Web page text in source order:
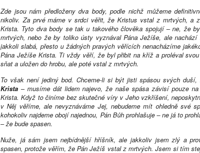
Zde jsou nám předloženy dva body, podle nichž můžeme
nikoliv. Za prvé máme v srdci věřit, že Kristus vstal z mrtvých, a
Krista. Tyto dva body se tak u takového člověka spojují – ne, že
mrtvých, nebo že by toliko ústy vyznával Pána Ježíše, ale
jakkoli slabá, přesto u žádných pravých věřících nenacházíme
Pána Ježíše Krista. Ti vždy věří, že byl přibit na kříž a proléval
sňat a uložen do hrobu, ale poté vstal z mrtvých.
To však není jediný bod. Chceme-li si být jisti spásou svých
Krista – musíme dát lidem najevo, že naše spása závisí pouze
Krista. Když to činíme bez skutečné víry v Jeho vzkříšení,
v Něj věříme, ale nevyznáváme Jej, nebudeme mít ohledně své
kohokoliv najdeme obojí najednou, Pán Bůh prohlašuje – ne já to
– že bude spasen.
Nuže, já sám jsem nejbídnější hříšník, ale jakkoliv jsem zlý a
spasen, protože věřím, že Pán Ježíš vstal z mrtvých. Jsem si tím